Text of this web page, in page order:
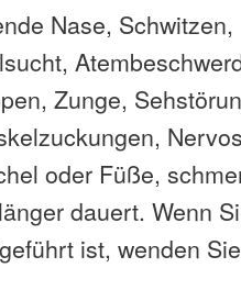
Nase,
Zunge,
oder Füße,
dauert. Wenn
ist, wenden